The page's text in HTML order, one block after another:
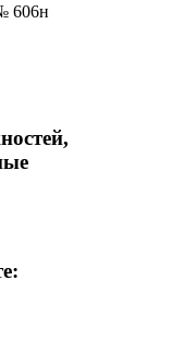
606н